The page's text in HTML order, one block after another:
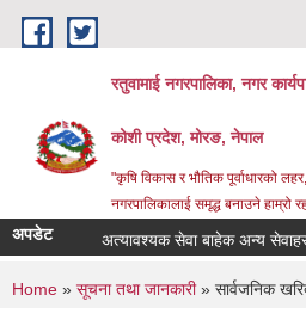
Skip to main content
रतुवामाई नगरपालिका, नगर
कोशी प्रदेश, मोरङ, नेपाल
"कृषि विकास र भौतिक पूर्वाधारको
नगरपालिकालाई समृद्ध बनाउने हाम्रो
अपडेट अत्यावश्यक सेवा बाहेक अन्य सेवाहरु
You are here
Home » सूचना तथा जानकारी» सार्वजनिक